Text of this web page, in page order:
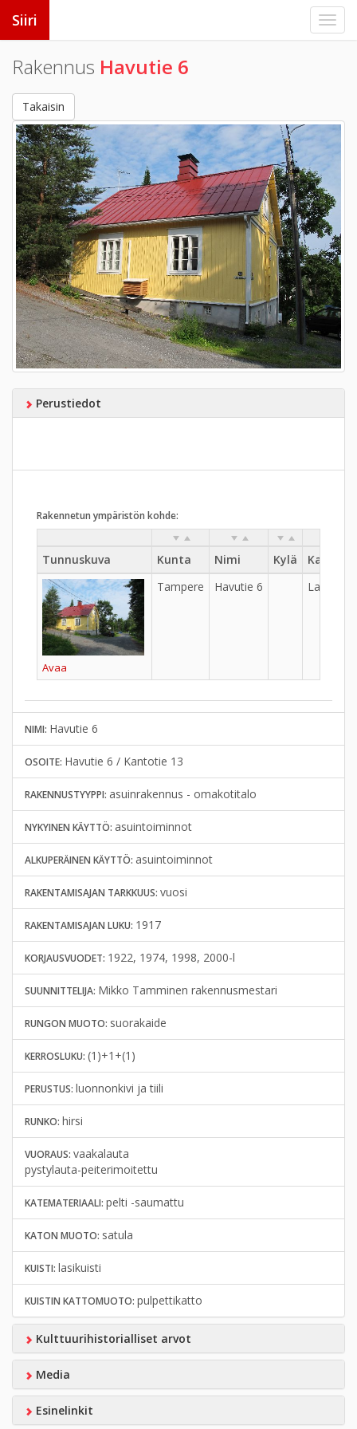
Siiri
Rakennus Havutie 6
Takaisin
Perustiedot
Rakennetun ympäristön kohde:
Tunnuskuva Kunta Nimi Kylä
Avaa
Tampere Havutie 6 Lappi
NIMI: Havutie 6
OSOITE: Havutie 6 / Kantotie 13
RAKENNUSTYYPPI: asuinrakennus - omakotitalo
NYKYINEN KÄYTTÖ: asuintoiminnot
ALKUPERÄINEN KÄYTTÖ: asuintoiminnot
RAKENTAMISAJAN TARKKUUS: vuosi
RAKENTAMISAJAN LUKU: 1917
KORJAUSVUODET: 1922, 1974, 1998, 2000-l
SUUNNITTELIJA: Mikko Tamminen rakennusmestari
RUNGON MUOTO: suorakaide
KERROSLUKU: (1)+1+(1)
PERUSTUS: luonnonkivi ja tiili
RUNKO: hirsi
VUORAUS: vaakalauta
pystylauta-peiterimoitettu
KATEMATERIAALI: pelti -saumattu
KATON MUOTO: satula
KUISTI: lasikuisti
KUISTIN KATTOMUOTO: pulpettikatto
Kulttuurihistorialliset arvot
Media
Esinelinkit